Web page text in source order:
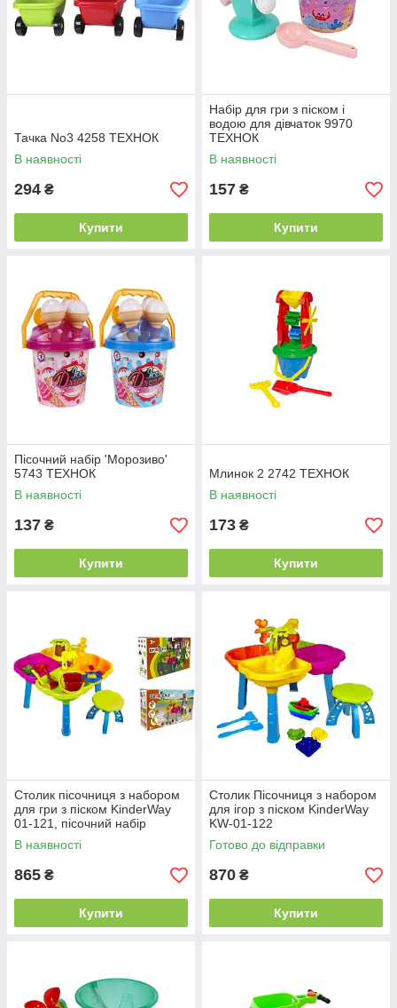
Тачка No3 4258 ТЕХНОК
В наявності
294 ₴
Купити
Набір для гри з піском і
водою для дівчаток 9970
ТЕХНОК
В наявності
157 ₴
Купити
Пісочний набір 'Морозиво'
5743 ТЕХНОК
В наявності
137 ₴
Купити
Млинок 2 2742 ТЕХНОК
В наявності
173 ₴
Купити
Столик пісочниця з набором
для гри з піском KinderWay
01-121, пісочний набір
кіндервей
В наявності
865 ₴
Купити
Столик Пісочниця з набором
для ігор з піском KinderWay
KW-01-122
Готово до відправки
870 ₴
Купити